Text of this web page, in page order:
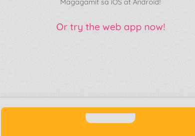
Magagamit sa iOS at Android!
Or try the web app now!